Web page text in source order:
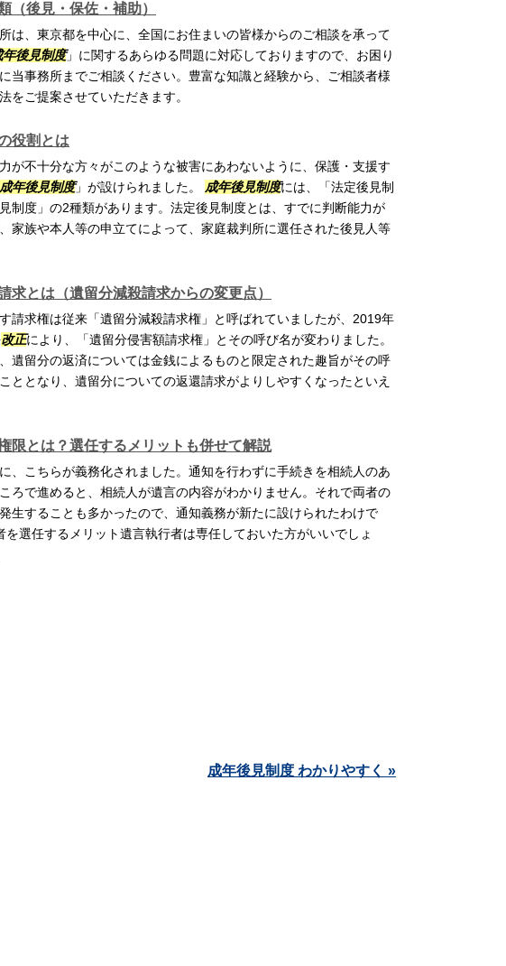
（後見・保佐・補助）
は、東京都を中心に、全国にお住まいの皆様からのご相談を承って
年後見制度」に関するあらゆる問題に対応しておりますので、お困り
当事務所までご相談ください。豊富な知識と経験から、ご相談者様
をご提案させていただきます。
役割とは
が不十分な方々がこのような被害にあわないように、保護・支援す
成年後見制度」が設けられました。 成年後見制度には、「法定後見制
制度」の2種類があります。法定後見制度とは、すでに判断能力が
家族や本人等の申立てによって、家庭裁判所に選任された後見人等
求とは（遺留分減殺請求からの変更点）
請求権は従来「遺留分減殺請求権」と呼ばれていましたが、2019年
改正により、「遺留分侵害額請求権」とその呼び名が変わりました。
遺留分の返済については金銭によるものと限定された趣旨がその呼
ととなり、遺留分についての返還請求がよりしやすくなったといえ
限とは？選任するメリットも併せて解説
、こちらが義務化されました。通知を行わずに手続きを相続人のあ
ろで進めると、相続人が遺言の内容がわかりません。それで両者の
生することも多かったので、通知義務が新たに設けられたわけで
選任するメリット遺言執行者は専任しておいた方がいいでしょ
成年後見制度 わかりやすく »